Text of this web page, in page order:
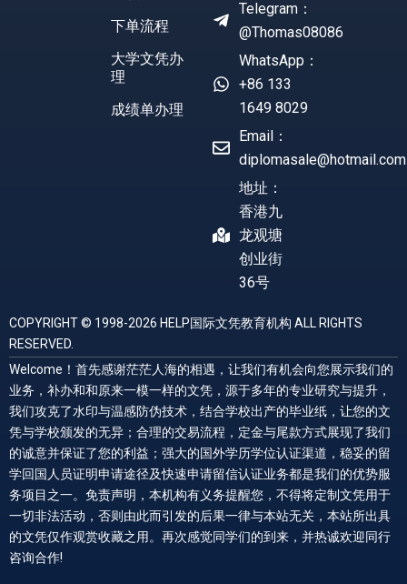
下单流程
大学文凭办
理
成绩单办理
Telegram：
@Thomas08086
WhatsApp：
+86 133
1649 8029
Email：
diplomasale@hotmail.com
地址：
香港九
龙观塘
创业街
36号
COPYRIGHT © 1998-2026 HELP国际文凭教育机构 ALL RIGHTS
RESERVED.
Welcome！首先感谢茫茫人海的相遇，让我们有机会向您展示我们的
业务，补办和和原来一模一样的文凭，源于多年的专业研究与提升，
我们攻克了水印与温感防伪技术，结合学校出产的毕业纸，让您的文
凭与学校颁发的无异；合理的交易流程，定金与尾款方式展现了我们
的诚意并保证了您的利益；强大的国外学历学位认证渠道，稳妥的留
学回国人员证明申请途径及快速申请留信认证业务都是我们的优势服
务项目之一。免责声明，本机构有义务提醒您，不得将定制文凭用于
一切非法活动，否则由此而引发的后果一律与本站无关，本站所出具
的文凭仅作观赏收藏之用。再次感觉同学们的到来，并热诚欢迎同行
咨询合作!